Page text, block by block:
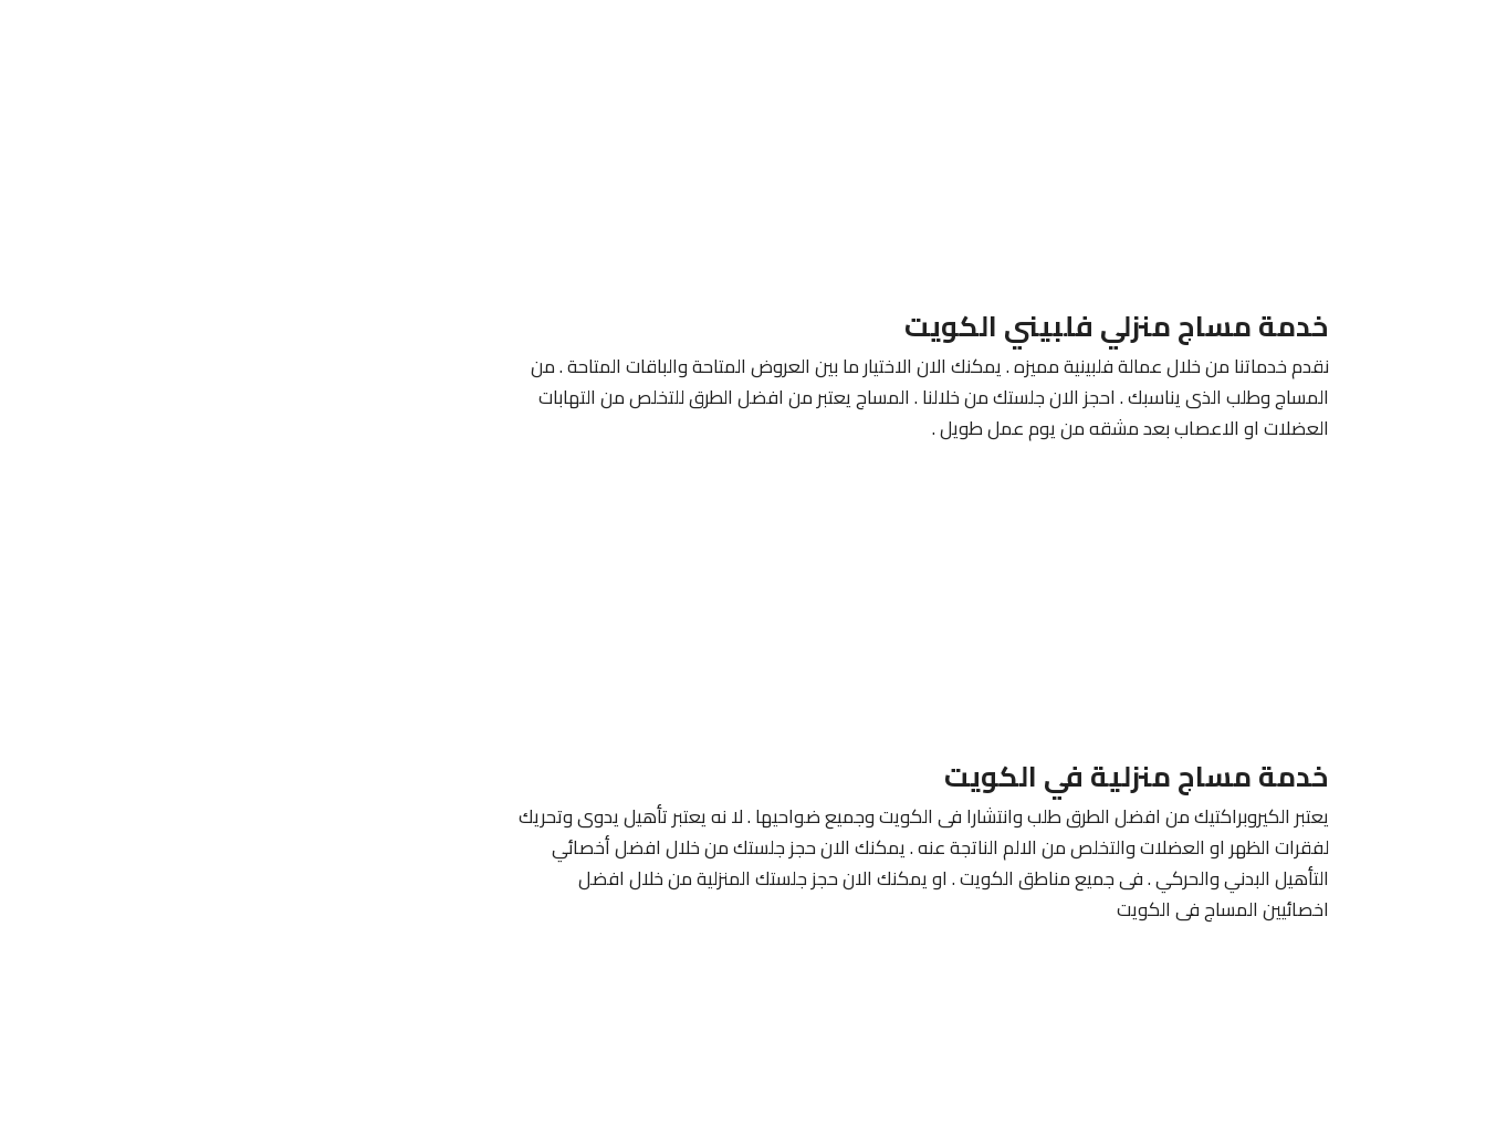
خدمة مساج منزلي فلبيني الكويت
نقدم خدماتنا من خلال عمالة فلبينية مميزه . يمكنك الان الاختيار ما بين العروض المتاحة والباقات المتاحة . من
المساج وطلب الذى يناسبك . احجز الان جلستك من خلالنا . المساج يعتبر من افضل الطرق للتخلص من التهابات
العضلات او الاعصاب بعد مشقه من يوم عمل طويل .
خدمة مساج منزلية في الكويت
يعتبر الكيروبراكتيك من افضل الطرق طلب وانتشارا فى الكويت وجميع ضواحيها . لا نه يعتبر تأهيل يدوى وتحريك
لفقرات الظهر او العضلات والتخلص من الالم الناتجة عنه . يمكنك الان حجز جلستك من خلال افضل أخصائي
التأهيل البدني والحركي . فى جميع مناطق الكويت . او يمكنك الان حجز جلستك المنزلية من خلال افضل
اخصائيين المساج فى الكويت